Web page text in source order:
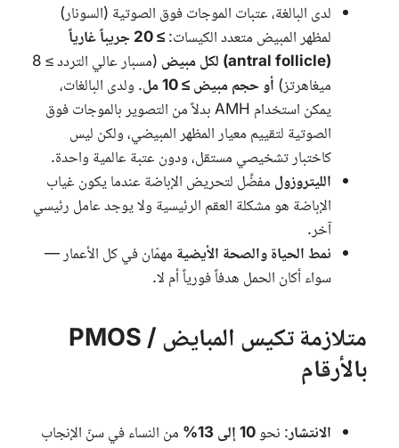
لدى البالغة، عتبات الموجات فوق الصوتية (السونار)
لمظهر المبيض متعدد الكيسات:
≥ 20 جريباً غارياً
(antral follicle) لكل مبيض
(مسبار عالي التردد ≥ 8
ميغاهرتز) أو حجم مبيض ≥ 10 مل
. ولدى البالغات،
يمكن استخدام AMHبدلاً من التصوير بالموجات فوق
الصوتية لتقييم معيار المظهر المبيضي، ولكن ليس
كاختبار تشخيصي مستقل، ودون عتبة عالمية واحدة.
الليتروزول مفضَّل لتحريض الإباضة عندما يكون غياب
الإباضة هو مشكلة العقم الرئيسية ولا يوجد عامل رئيسي
آخر.
نمط الحياة والصحة الأيضية مهمّان في كل الأعمار —
سواء أكان الحمل هدفاً فورياً أم لا.
متلازمة تكيس المبايض / PMOS
بالأرقام
الانتشار: نحو10 إلى 13%
من النساء في سنّ الإنجاب